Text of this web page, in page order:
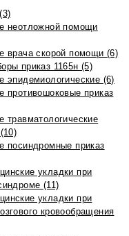
неотложной помощи
врача скорой помощи (6)
приказ 1165н (5)
эпидемиологические (6)
противошоковые приказ
травматологические
посиндромные приказ
укладки при
(11)
укладки при
кровообращения